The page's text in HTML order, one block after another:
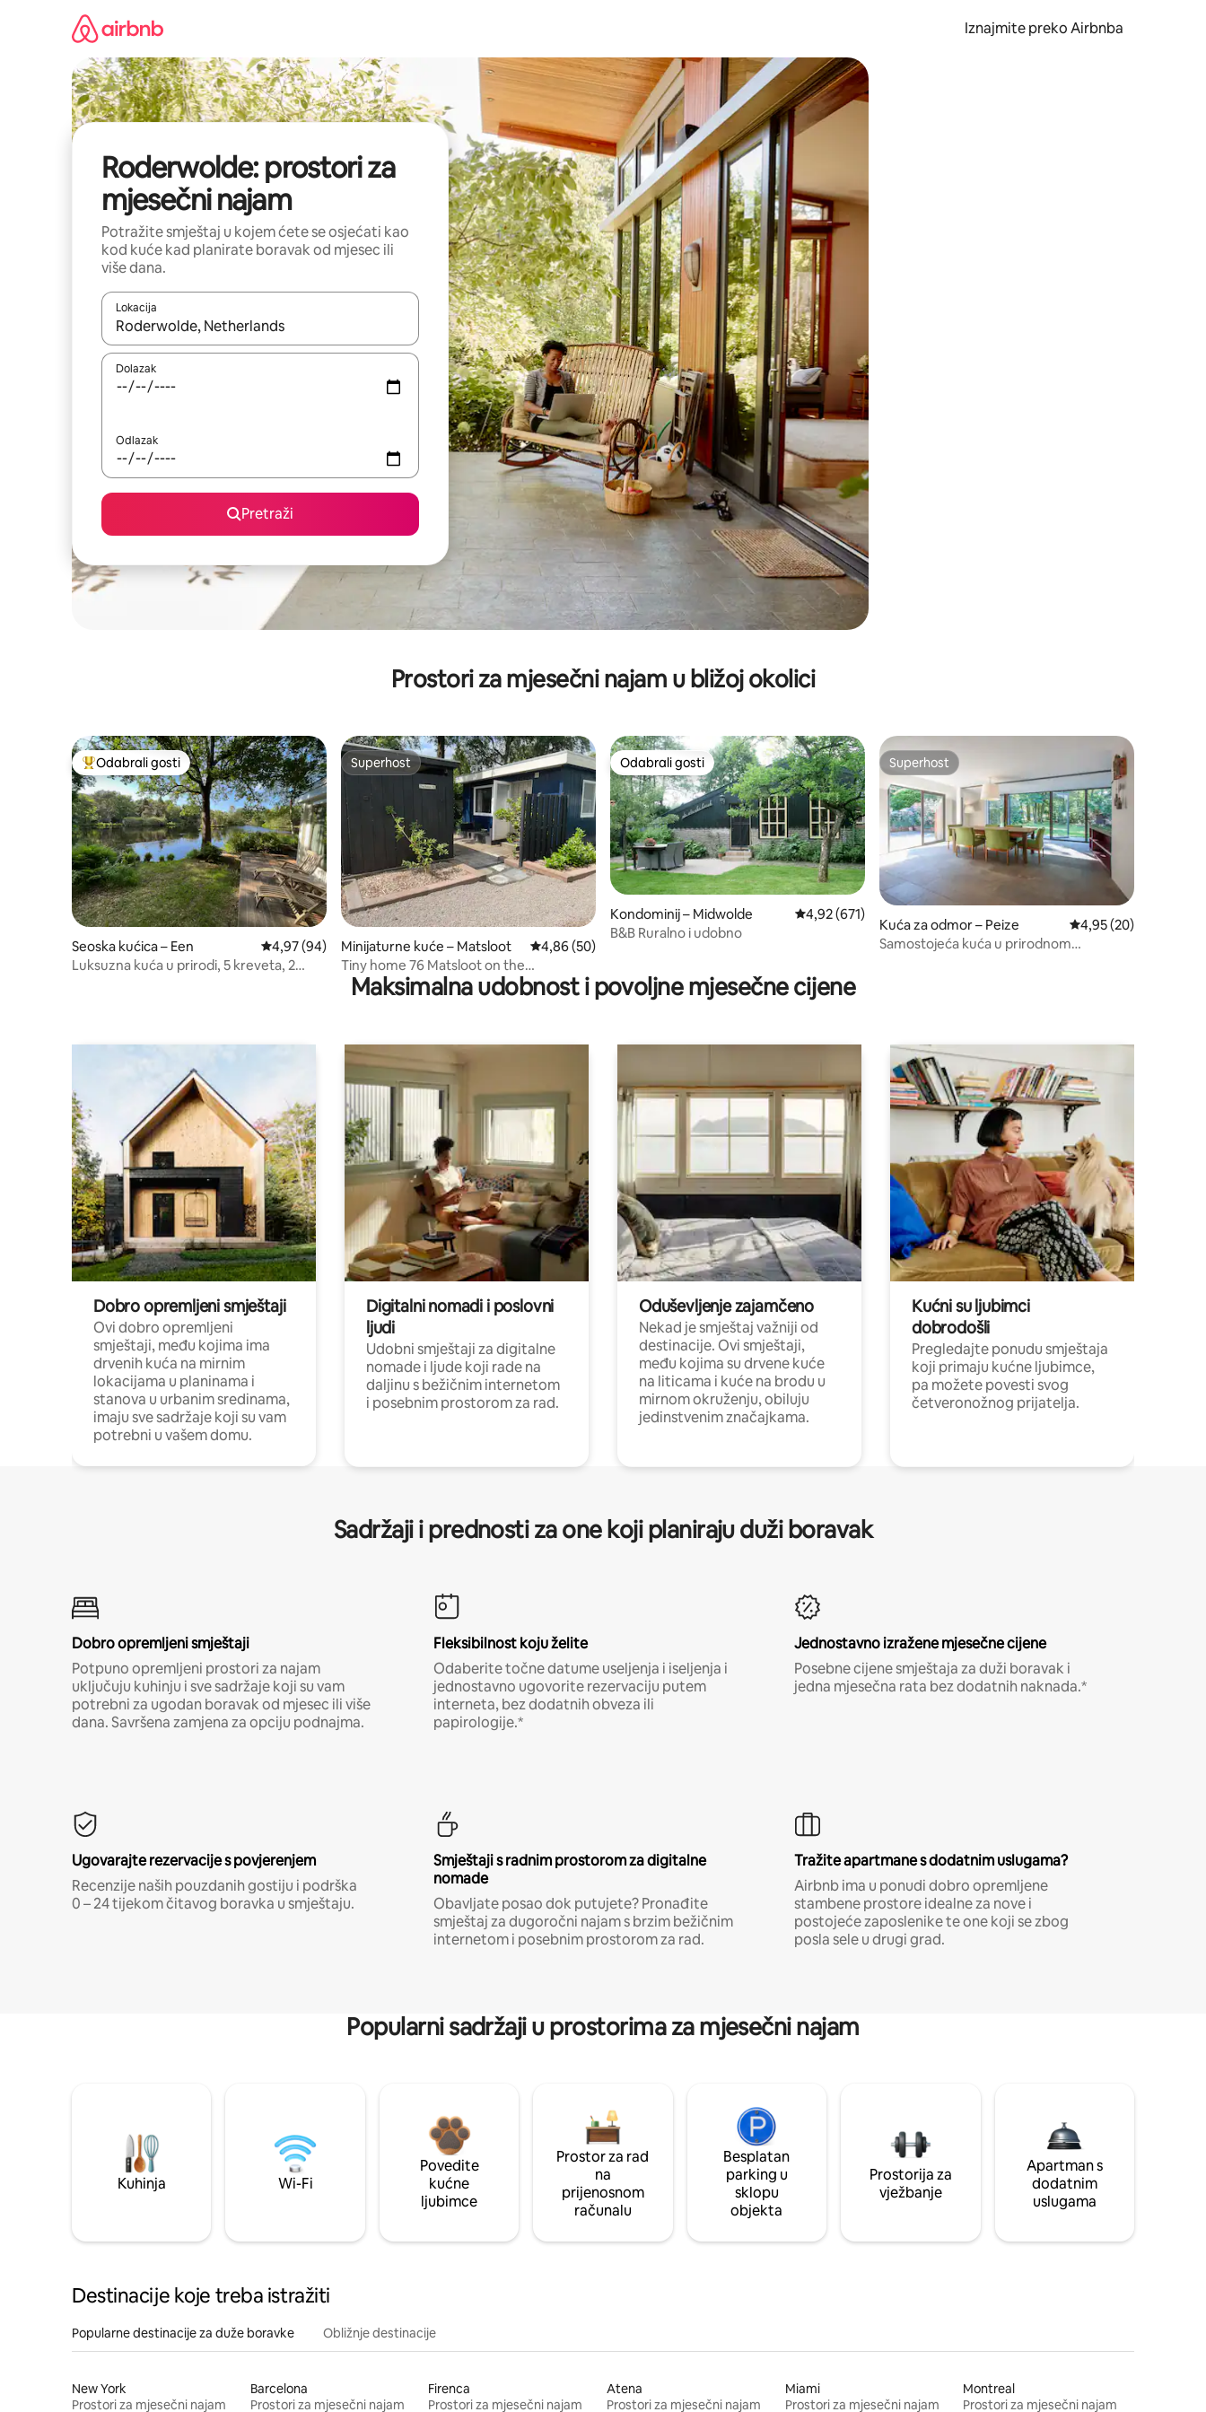
Iznajmite preko Airbnba
Roderwolde: prostori za
mjesečni najam
Potražite smještaj u kojem ćete se osjećati kao
kod kuće kad planirate boravak od mjesec ili
više dana.
Lokacija
Kada budu dostupni rezultati, moći ćete ih pregledati koristeći se strelicama prema gore i prema dolje, kao i dodirom ili prelaskom prstom po zaslonu.
Dolazak
Odlazak
Pretraži
Prostori za mjesečni najam u bližoj okolici
Među najviše rangiranima s oznakom „Odabrali gosti”
Odabrali gosti
Seoska kućica – Een Prosječna ocjena: 4,97/5, recenzija: 94
4,97 (94)
Luksuzna kuća u prirodi, 5 kreveta, 2
Superhost
Superhost
Minijaturne kuće – Matsloot Prosječna ocjena: 4,86/5, recenzija: 50
4,86 (50)
Tiny home 76 Matsloot on the
Leekstermeer
Odabrali gosti
Odabrali gosti
Kondominij – Midwolde Prosječna ocjena: 4,92/5, recenzija: 671
4,92 (671)
B&B Ruralno i udobno
Superhost
Superhost
Kuća za odmor – Peize Prosječna ocjena:
4,95 (20)
Samostojeća kuća u prirodnom
Maksimalna udobnost i povoljne mjesečne cijene
Dobro opremljeni smještaji
Ovi dobro opremljeni
smještaji, među kojima ima
drvenih kuća na mirnim
lokacijama u planinama i
stanova u urbanim sredinama,
imaju sve sadržaje koji su vam
potrebni u vašem domu.
Digitalni nomadi i poslovni
ljudi
Udobni smještaji za digitalne
nomade i ljude koji rade na
daljinu s bežičnim internetom
i posebnim prostorom za rad.
Oduševljenje zajamčeno
Nekad je smještaj važniji od
destinacije. Ovi smještaji,
među kojima su drvene kuće
na liticama i kuće na brodu u
mirnom okruženju, obiluju
jedinstvenim značajkama.
Kućni su ljubimci
dobrodošli
Pregledajte ponudu smještaja
koji primaju kućne ljubimce,
pa možete povesti svog
četveronožnog prijatelja.
Sadržaji i prednosti za one koji planiraju duži boravak
Dobro opremljeni smještaji
Potpuno opremljeni prostori za najam
uključuju kuhinju i sve sadržaje koji su vam
potrebni za ugodan boravak od mjesec ili više
dana. Savršena zamjena za opciju podnajma.
Fleksibilnost koju želite
Odaberite točne datume useljenja i iseljenja i
jednostavno ugovorite rezervaciju putem
interneta, bez dodatnih obveza ili
papirologije.*
Jednostavno izražene mjesečne cijene
Posebne cijene smještaja za duži boravak i
jedna mjesečna rata bez dodatnih naknada.*
Ugovarajte rezervacije s povjerenjem
Recenzije naših pouzdanih gostiju i podrška
0 – 24 tijekom čitavog boravka u smještaju.
Smještaji s radnim prostorom za digitalne
nomade
Obavljate posao dok putujete? Pronađite
smještaj za dugoročni najam s brzim bežičnim
internetom i posebnim prostorom za rad.
Tražite apartmane s dodatnim uslugama?
Airbnb ima u ponudi dobro opremljene
stambene prostore idealne za nove i
postojeće zaposlenike te one koji se zbog
posla sele u drugi grad.
Popularni sadržaji u prostorima za mjesečni najam
Kuhinja Wi-Fi
Povedite
kućne
ljubimce
Prostor za rad
na
prijenosnom
računalu
Besplatan
parking u
sklopu
objekta
Prostorija za
vježbanje
Apartman s
dodatnim
uslugama
Destinacije koje treba istražiti
Popularne destinacije za duže boravke Obližnje destinacije
New York
Prostori za mjesečni najam
Barcelona
Prostori za mjesečni najam
Firenca
Prostori za mjesečni najam
Atena
Prostori za mjesečni najam
Miami
Prostori za mjesečni najam
Montreal
Prostori za mjesečni najam